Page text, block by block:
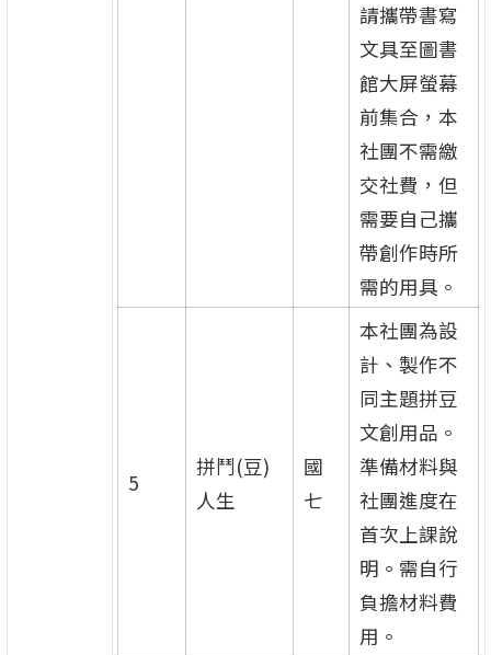
請攜帶書寫
文具至圖書
館大屏螢幕
前集合，本
社團不需繳
交社費，但
需要自己攜
帶創作時所
需的用具。
5
拼鬥(豆)
人生
國
七
本社團為設
計、製作不
同主題拼豆
文創用品。
準備材料與
社團進度在
首次上課說
明。需自行
負擔材料費
用。